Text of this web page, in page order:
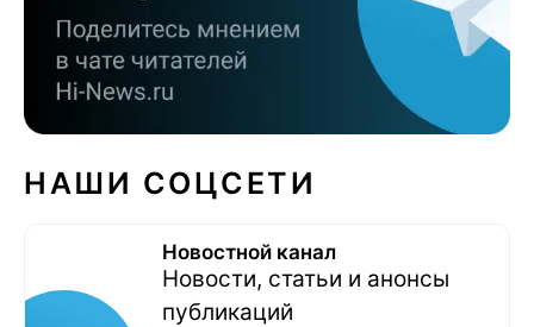
НАШИ СОЦСЕТИ
Новостной канал
Новости, статьи и анонсы
публикаций